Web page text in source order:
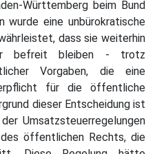
Württemberg beim Bund
wurde eine unbürokratische
dass sie weiterhin
befreit bleiben - trotz
Vorgaben, die eine
für die öffentliche
dieser Entscheidung ist
Umsatzsteuerregelungen
öffentlichen Rechts, die